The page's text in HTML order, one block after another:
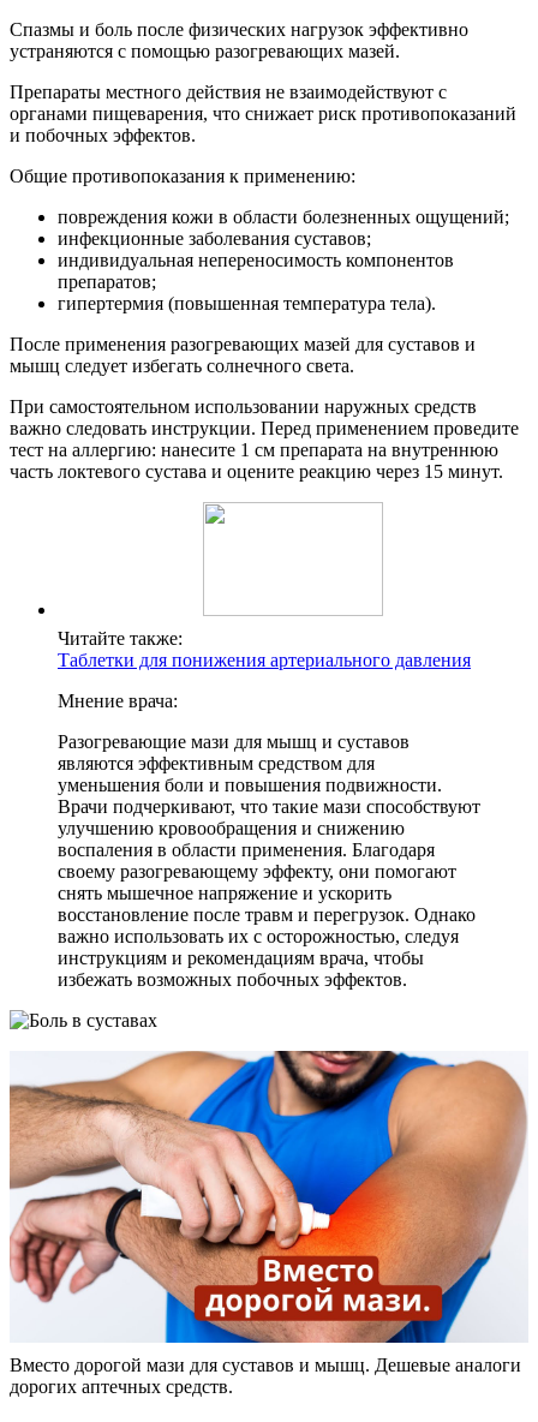
Спазмы и боль после физических нагрузок эффективно
устраняются с помощью разогревающих мазей.
Препараты местного действия не взаимодействуют с
органами пищеварения, что снижает риск противопоказаний
и побочных эффектов.
Общие противопоказания к применению:
повреждения кожи в области болезненных ощущений;
инфекционные заболевания суставов;
индивидуальная непереносимость компонентов
препаратов;
гипертермия (повышенная температура тела).
После применения разогревающих мазей для суставов и
мышц следует избегать солнечного света.
При самостоятельном использовании наружных средств
важно следовать инструкции. Перед применением проведите
тест на аллергию: нанесите 1 см препарата на внутреннюю
часть локтевого сустава и оцените реакцию через 15 минут.
Читайте также:
Таблетки для понижения артериального давления
Мнение врача:
Разогревающие мази для мышц и суставов
являются эффективным средством для
уменьшения боли и повышения подвижности.
Врачи подчеркивают, что такие мази способствуют
улучшению кровообращения и снижению
воспаления в области применения. Благодаря
своему разогревающему эффекту, они помогают
снять мышечное напряжение и ускорить
восстановление после травм и перегрузок. Однако
важно использовать их с осторожностью, следуя
инструкциям и рекомендациям врача, чтобы
избежать возможных побочных эффектов.
Вместо дорогой мази для суставов и мышц. Дешевые аналоги
дорогих аптечных средств.